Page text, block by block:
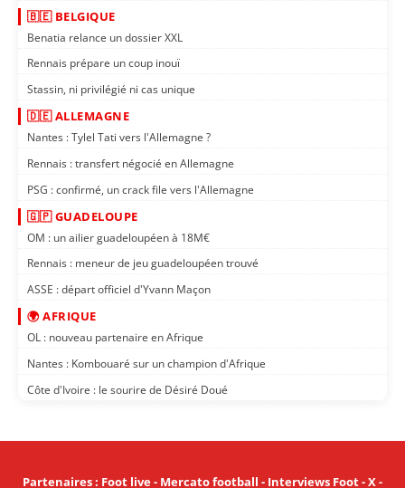
🇧🇪 BELGIQUE
Benatia relance un dossier XXL
Rennais prépare un coup inouï
Stassin, ni privilégié ni cas unique
🇩🇪 ALLEMAGNE
Nantes : Tylel Tati vers l'Allemagne ?
Rennais : transfert négocié en Allemagne
PSG : confirmé, un crack file vers l'Allemagne
🇬🇵 GUADELOUPE
OM : un ailier guadeloupéen à 18M€
Rennais : meneur de jeu guadeloupéen trouvé
ASSE : départ officiel d'Yvann Maçon
🌍 AFRIQUE
OL : nouveau partenaire en Afrique
Nantes : Kombouaré sur un champion d'Afrique
Côte d'Ivoire : le sourire de Désiré Doué
Partenaires: Foot live- Mercato football - Interviews Foot-X-